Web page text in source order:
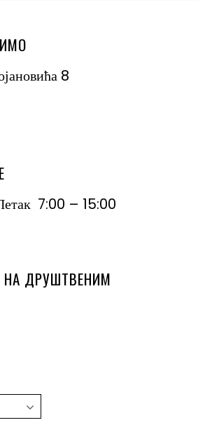
8
7:00 – 15:00
НА ДРУШТВЕНИМ